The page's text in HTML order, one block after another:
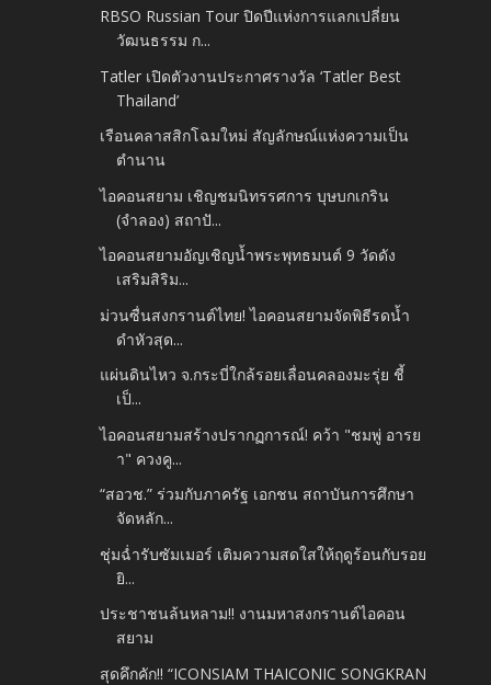
RBSO Russian Tour ปิดปีแห่งการแลกเปลี่ยน
วัฒนธรรม ก...
Tatler เปิดตัวงานประกาศรางวัล ‘Tatler Best
Thailand’
เรือนคลาสสิกโฉมใหม่ สัญลักษณ์แห่งความเป็น
ตำนาน
ไอคอนสยาม เชิญชมนิทรรศการ บุษบกเกริน
(จำลอง) สถาปั...
ไอคอนสยามอัญเชิญน้ำพระพุทธมนต์ 9 วัดดัง
เสริมสิริม...
ม่วนซื่นสงกรานต์ไทย! ไอคอนสยามจัดพิธีรดน้ำ
ดำหัวสุด...
แผ่นดินไหว จ.กระบี่ใกล้รอยเลื่อนคลองมะรุ่ย​ ชี้
เป็...
ไอคอนสยามสร้างปรากฏการณ์! คว้า "ชมพู่ อารย
า" ควงคู...
“สอวช.” ร่วมกับภาครัฐ เอกชน สถาบันการศึกษา
จัดหลัก...
ชุ่มฉ่ำรับซัมเมอร์​ เติมความสดใสให้ฤดูร้อนกับรอย
ยิ...
ประชาชนล้นหลาม!! งานมหาสงกรานต์ไอคอน
สยาม
สุดคึกคัก!! “ICONSIAM THAICONIC SONGKRAN